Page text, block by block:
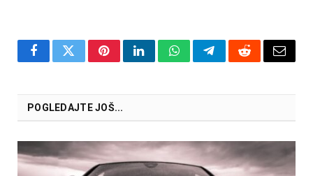
FacebookTwitterPinterestLinkedInWhatsAppTelegramRedditEmail
POGLEDAJTE JOŠ...